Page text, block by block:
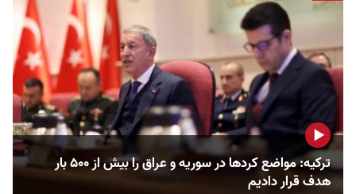
ترکیه: مواضع کردها در سوریه و عراق را بیش از ۵۰۰ بار
هدف قرار دادیم